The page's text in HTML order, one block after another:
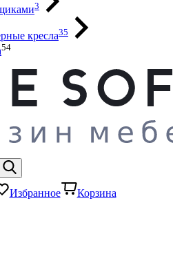
3
кресла35
54
Избранное Корзина